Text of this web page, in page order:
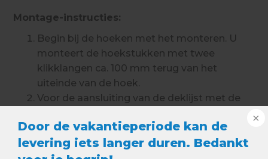
Door de vakantieperiode kan de
levering iets langer duren. Bedankt
Montage-instructies:
Begin bij de hoeken met het monteren. U
monteert de hoekstukken met twee
klikklangen ca. 100 mm terug van het
uiteinde van de hoek.
Voor de aansluiting van de deklijst met de
nodig die onder de uiteinden van de hoek
geschoven worden.